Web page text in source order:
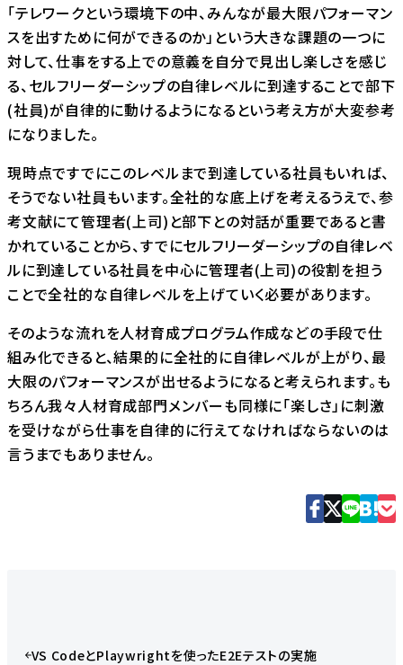
「テレワークという環境下の中、みんなが最大限パフォーマン
スを出すために何ができるのか」という大きな課題の一つに
対して、仕事をする上での意義を自分で見出し楽しさを感じ
る、セルフリーダーシップの自律レベルに到達することで部下
(社員)が自律的に動けるようになるという考え方が大変参考
になりました。
現時点ですでにこのレベルまで到達している社員もいれば、
そうでない社員もいます。全社的な底上げを考えるうえで、参
考文献にて管理者(上司)と部下との対話が重要であると書
かれていることから、すでにセルフリーダーシップの自律レベ
ルに到達している社員を中心に管理者(上司)の役割を担う
ことで全社的な自律レベルを上げていく必要があります。
そのような流れを人材育成プログラム作成などの手段で仕
組み化できると、結果的に全社的に自律レベルが上がり、最
大限のパフォーマンスが出せるようになると考えられます。も
ちろん我々人材育成部門メンバーも同様に「楽しさ」に刺激
を受けながら仕事を自律的に行えてなければならないのは
言うまでもありません。
VS CodeとPlaywrightを使ったE2Eテストの実施